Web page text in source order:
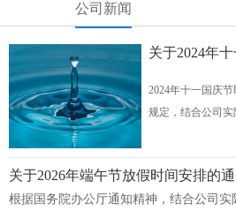
公司新闻
关于2024年
2024年十一国庆
规定，结合公司
一）放假，共7天
关于2026年端午节放假时间安排的
根据国务院办公厅通知精神，结合公司实